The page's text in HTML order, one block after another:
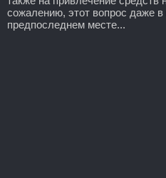
сожалению, этот вопрос даже
предпоследнем месте...